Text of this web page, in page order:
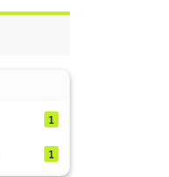
1
1